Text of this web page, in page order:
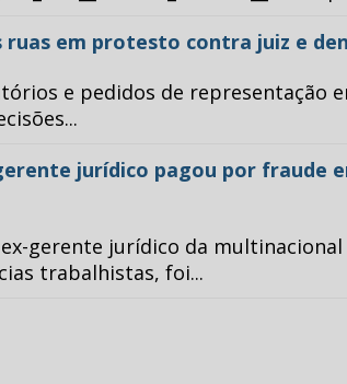
ruas em protesto contra juiz e
e pedidos de representação
jurídico pagou por fraude
gerente jurídico da multinacional
trabalhistas, foi...